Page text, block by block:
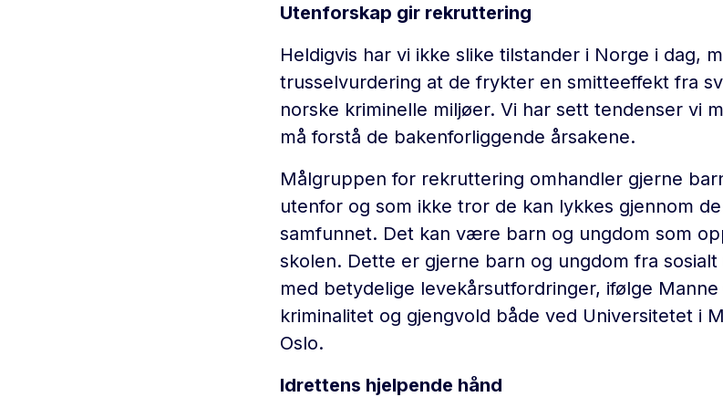
Utenforskap gir rekruttering
Heldigvis har vi ikke slike tilstander i Norge i dag,
trusselvurdering at de frykter en smitteeffekt fra
norske kriminelle miljøer. Vi har sett tendenser vi
må forstå de bakenforliggende årsakene.
Målgruppen for rekruttering omhandler gjerne
utenfor og som ikke tror de kan lykkes gjennom
samfunnet. Det kan være barn og ungdom som
skolen. Dette er gjerne barn og ungdom fra
med betydelige levekårsutfordringer, ifølge
kriminalitet og gjengvold både ved Universitetet i
Oslo.
Idrettens hjelpende hånd